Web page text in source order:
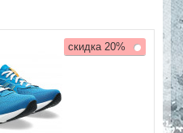
скидка 20%